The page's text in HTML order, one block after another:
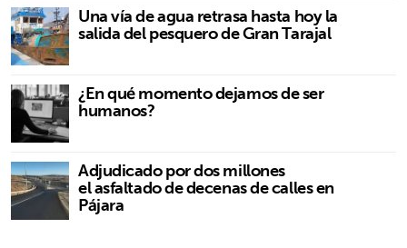
Una vía de agua retrasa hasta hoy la
salida del pesquero de Gran Tarajal
¿En qué momento dejamos de ser
humanos?
Adjudicado por dos millones
el asfaltado de decenas de calles en
Pájara